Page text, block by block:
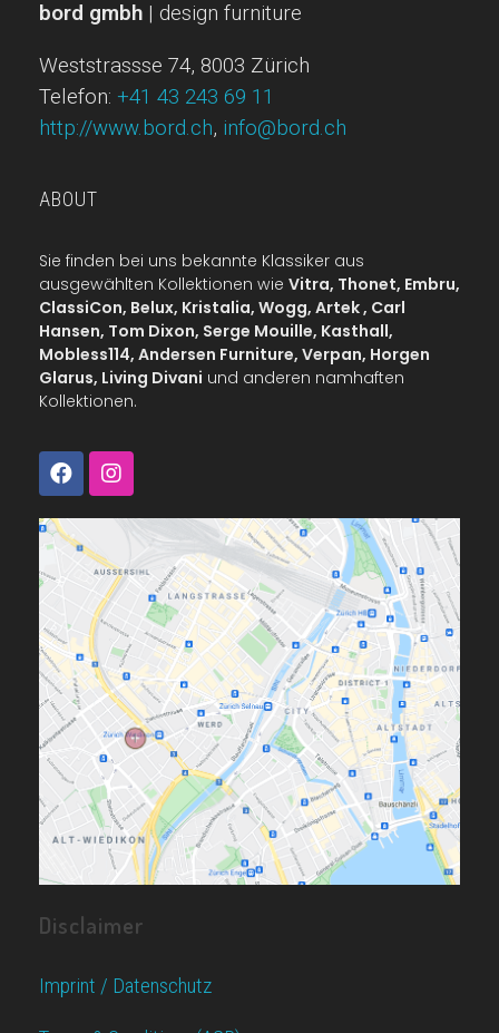
bord gmbh | design furniture
Weststrassse 74, 8003 Zürich
Telefon: +41 43 243 69 11
http://www.bord.ch, info@bord.ch
ABOUT
Sie finden bei uns bekannte Klassiker aus
ausgewählten Kollektionen wie Vitra, Thonet, Embru,
ClassiCon, Belux, Kristalia, Wogg, Artek , Carl
Hansen, Tom Dixon, Serge Mouille, Kasthall,
Mobless114, Andersen Furniture, Verpan, Horgen
Glarus, Living Divani und anderen namhaften
Kollektionen.
Disclaimer
Imprint / Datenschutz